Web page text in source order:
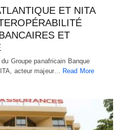
ET NITA
ET
Groupe panafricain Banque
acteur majeur…
Read More